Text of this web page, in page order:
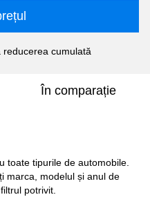
reducerea cumulată
În comparație
toate tipurile de automobile.
marca, modelul și anul de
potrivit.